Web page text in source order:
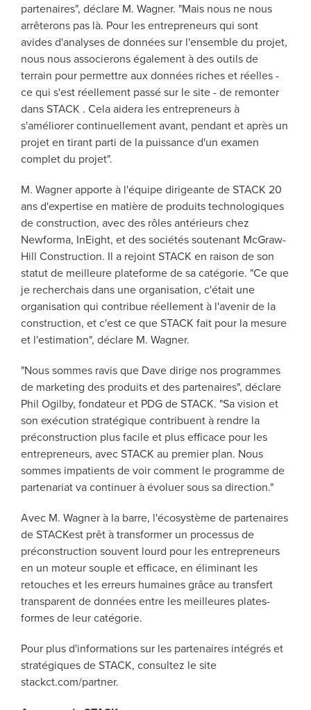
partenaires", déclare M. Wagner. "Mais nous ne nous
arrêterons pas là. Pour les entrepreneurs qui sont
avides d'analyses de données sur l'ensemble du projet,
nous nous associerons également à des outils de
terrain pour permettre aux données riches et réelles -
ce qui s'est réellement passé sur le site - de remonter
dans STACK . Cela aidera les entrepreneurs à
s'améliorer continuellement avant, pendant et après un
projet en tirant parti de la puissance d'un examen
complet du projet".
M. Wagner apporte à l'équipe dirigeante de STACK 20
ans d'expertise en matière de produits technologiques
de construction, avec des rôles antérieurs chez
Newforma, InEight, et des sociétés soutenant McGraw-
Hill Construction. Il a rejoint STACK en raison de son
statut de meilleure plateforme de sa catégorie. "Ce que
je recherchais dans une organisation, c'était une
organisation qui contribue réellement à l'avenir de la
construction, et c'est ce que STACK fait pour la mesure
et l'estimation", déclare M. Wagner.
"Nous sommes ravis que Dave dirige nos programmes
de marketing des produits et des partenaires", déclare
Phil Ogilby, fondateur et PDG de STACK. "Sa vision et
son exécution stratégique contribuent à rendre la
préconstruction plus facile et plus efficace pour les
entrepreneurs, avec STACK au premier plan. Nous
sommes impatients de voir comment le programme de
partenariat va continuer à évoluer sous sa direction."
Avec M. Wagner à la barre, l'écosystème de partenaires
de STACKest prêt à transformer un processus de
préconstruction souvent lourd pour les entrepreneurs
en un moteur souple et efficace, en éliminant les
retouches et les erreurs humaines grâce au transfert
transparent de données entre les meilleures plates-
formes de leur catégorie.
Pour plus d'informations sur les partenaires intégrés et
stratégiques de STACK, consultez le site
stackct.com/partner.